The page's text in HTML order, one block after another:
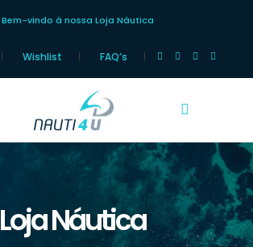
Bem-vindo à nossa Loja Náutica
Wishlist FAQ’s
Loja Náutica